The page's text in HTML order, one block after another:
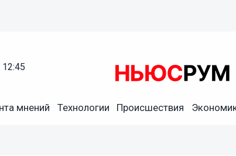
12:45
мнений Технологии Происшествия
свою бывшую